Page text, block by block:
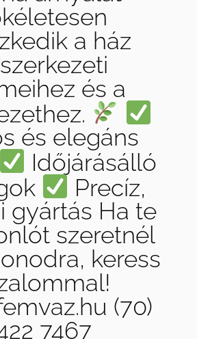
a ház
és a
és elegáns
Időjárásálló
Precíz,
gyártás Ha te
szeretnél
keress
(70)
7467